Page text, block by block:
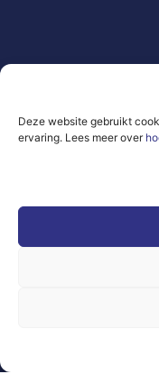
Deze website gebruikt
ervaring. Lees meer over